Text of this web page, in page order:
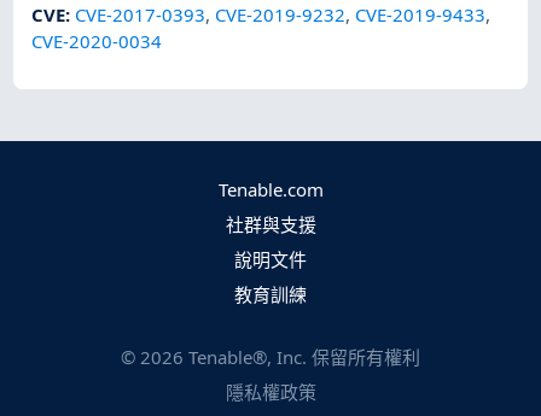
CVE: CVE-2017-0393, CVE-2019-9232, CVE-2019-9433,
CVE-2020-0034
Tenable.com
社群與支援
說明文件
教育訓練
© 2026 Tenable®, Inc. 保留所有權利
隱私權政策